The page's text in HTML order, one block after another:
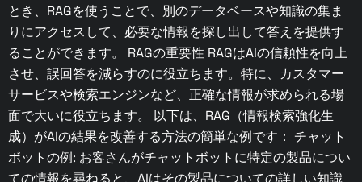
とき、RAGを使うことで、別のデータベースや知識の集ま
りにアクセスして、必要な情報を探し出して答えを提供す
ることができます。 RAGの重要性 RAGはAIの信頼性を向上
させ、誤回答を減らすのに役立ちます。特に、カスタマー
サービスや検索エンジンなど、正確な情報が求められる場
面で大いに役立ちます。 以下は、RAG（情報検索強化生
成）がAIの結果を改善する方法の簡単な例です： チャット
ボットの例: お客さんがチャットボットに特定の製品につい